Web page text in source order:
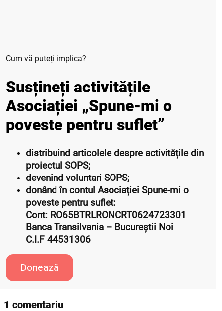
Cum vă puteți implica?
Susțineți activitățile
Asociației „Spune-mi o
poveste pentru suflet”
distribuind articolele despre activitățile din
proiectul SOPS;
devenind voluntari SOPS;
donând în contul Asociației Spune-mi o
poveste pentru suflet:
Cont: RO65BTRLRONCRT0624723301
Banca Transilvania – Bucureștii Noi
C.I.F 44531306
Donează
1 comentariu